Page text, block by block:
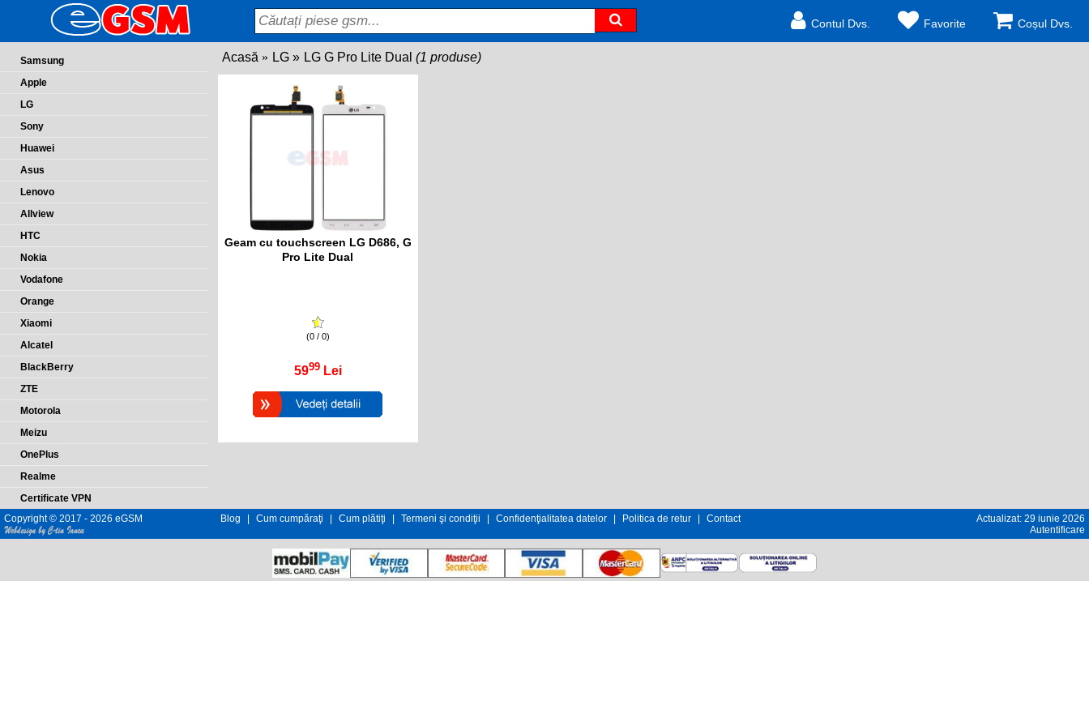
Contul Dvs. Favorite Coșul Dvs.
Samsung
Apple
LG
Sony
Huawei
Asus
Lenovo
Allview
HTC
Nokia
Vodafone
Orange
Xiaomi
Alcatel
BlackBerry
ZTE
Motorola
Meizu
OnePlus
Realme
Certificate VPN
Acasă LG LG G Pro Lite Dual (1 produse)
Geam cu touchscreen LG D686, G
Pro Lite Dual
(0 / 0)
5999 Lei
Copyright © 2017 - 2026 eGSM Blog Cum cumpăraţi Cum plătiţi Termeni şi condiţii Confidenţialitatea datelor Politica de retur Contact
Actualizat: 29 iunie 2026
Autentificare